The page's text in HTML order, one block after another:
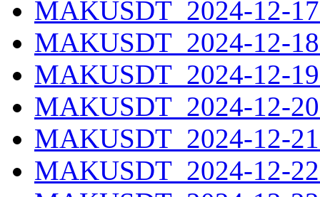
MAKUSDT_2024-12-
MAKUSDT_2024-12-
MAKUSDT_2024-12-
MAKUSDT_2024-12-
MAKUSDT_2024-12-
MAKUSDT_2024-12-